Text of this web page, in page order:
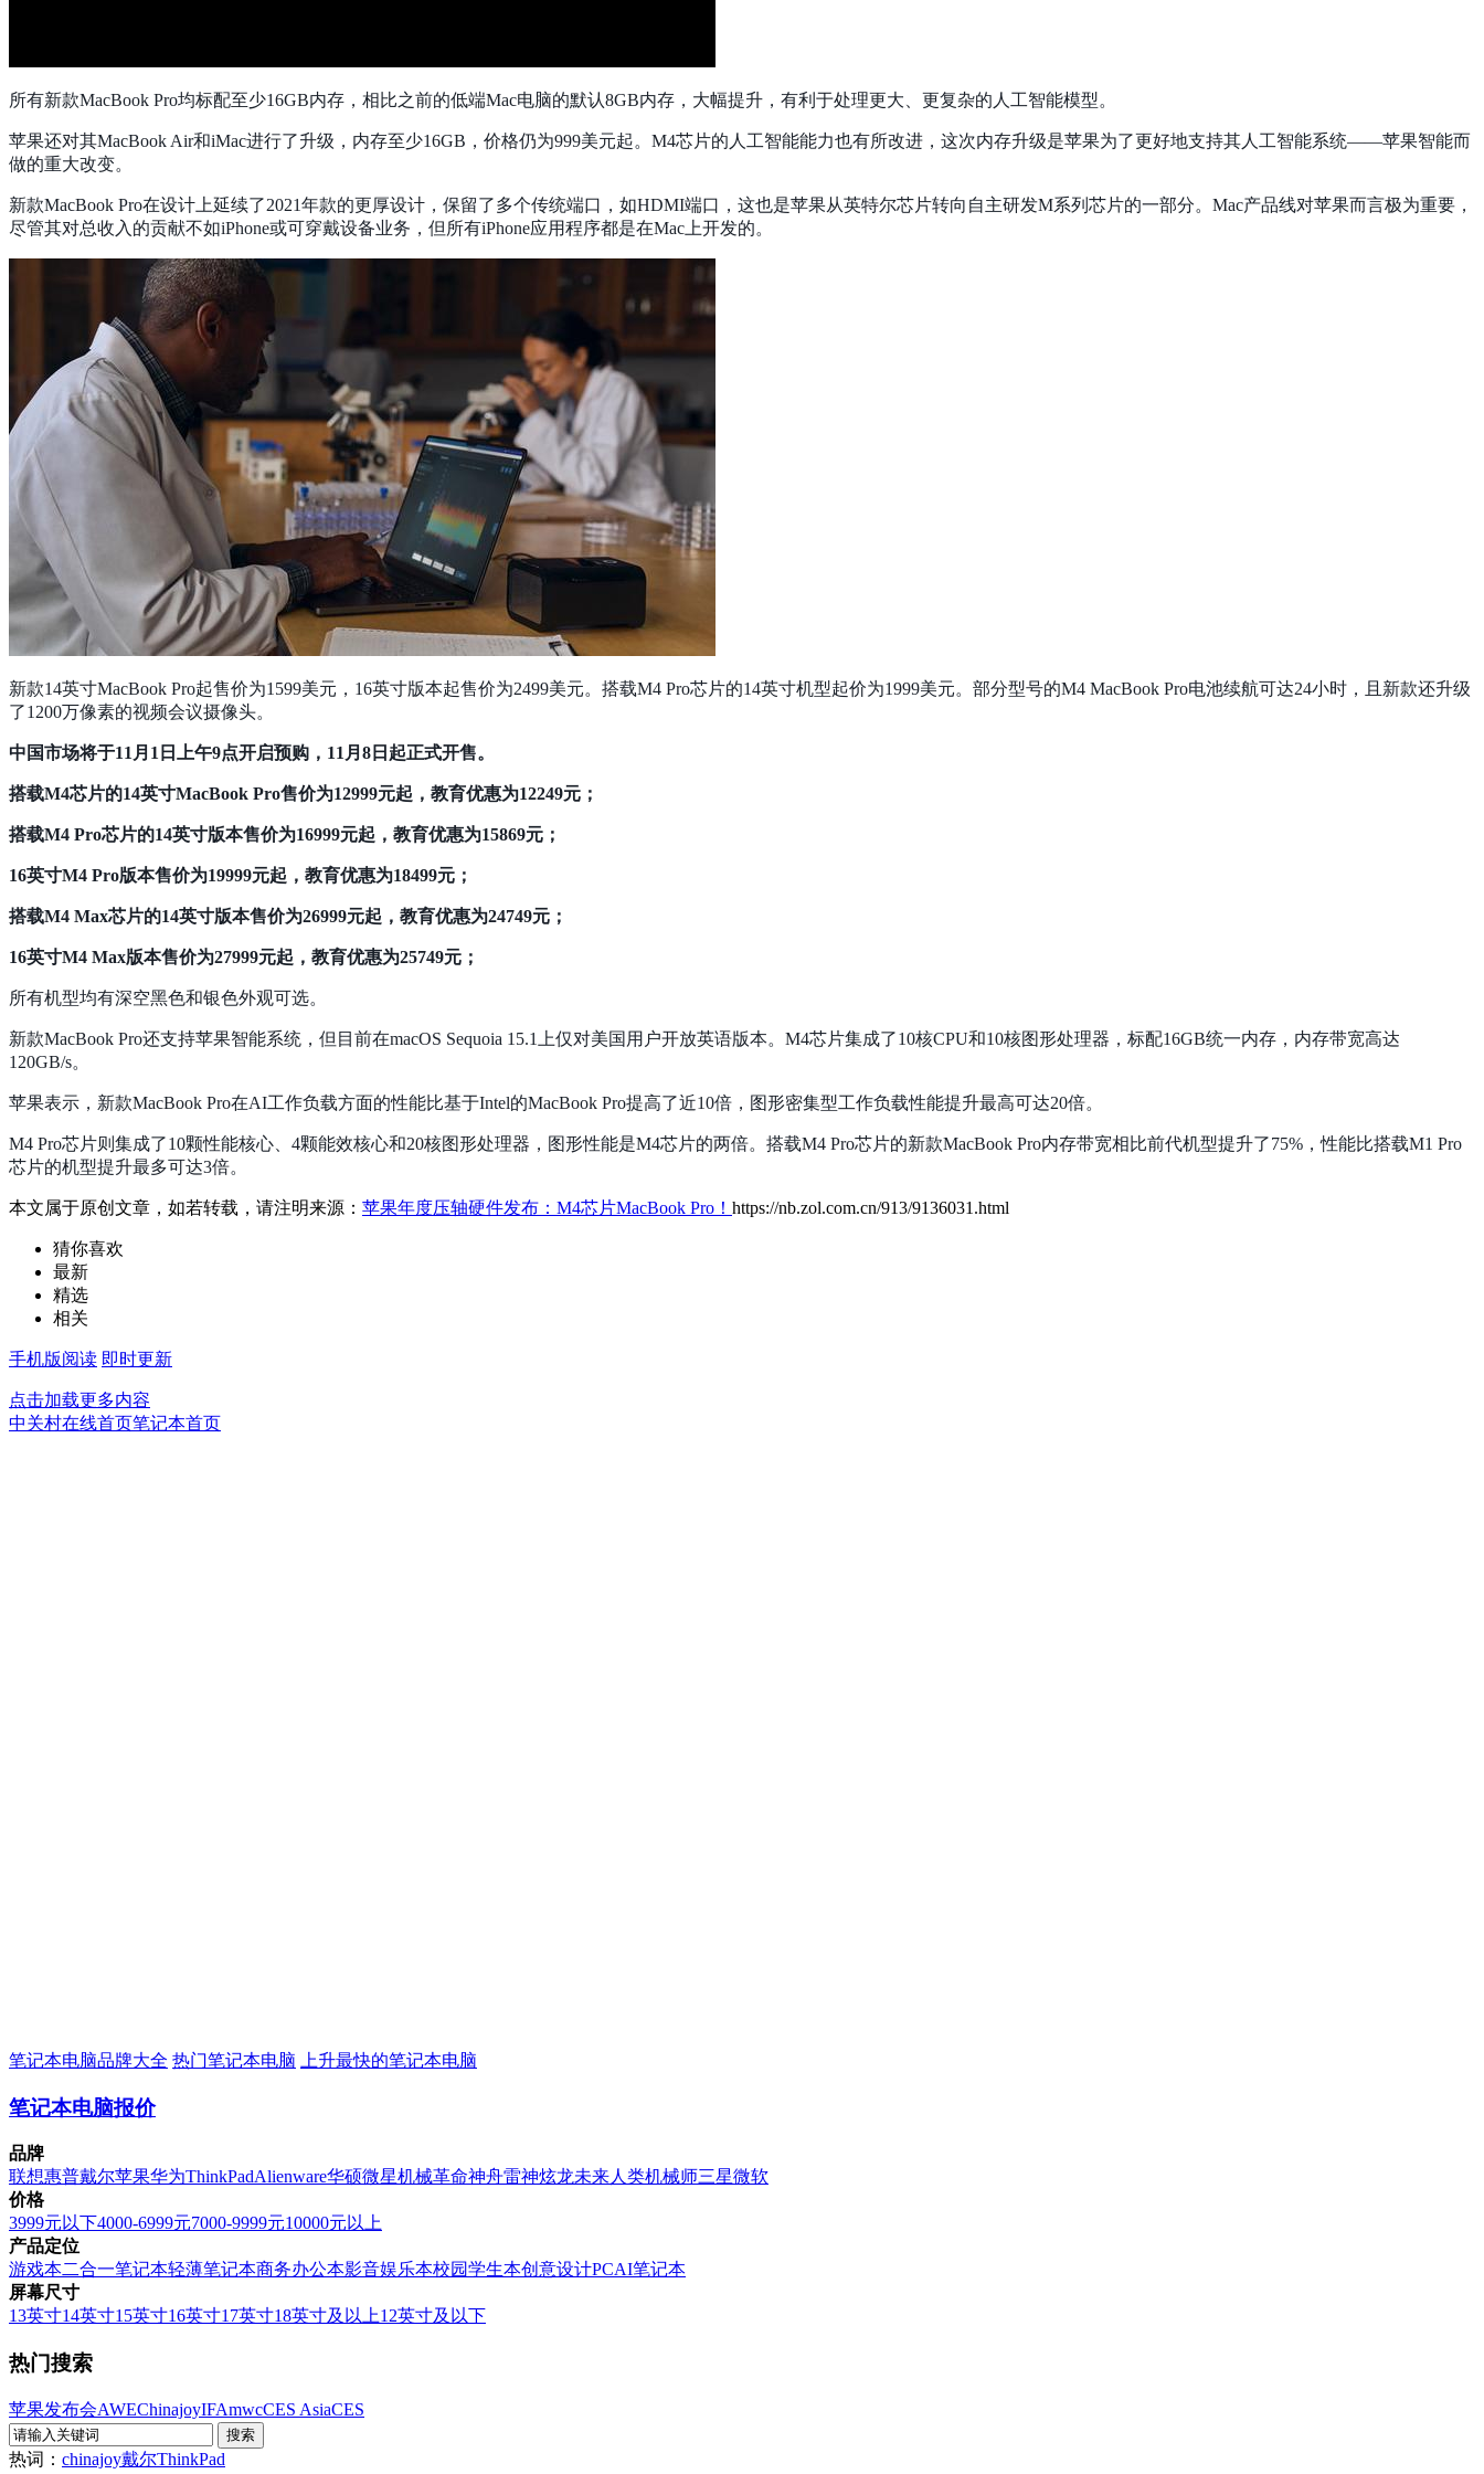
所有新款MacBook Pro均标配至少16GB内存，相比之前的低端Mac电脑的默认8GB内存，大幅提升，有利于处理更大、更复杂的人工智能模型。
苹果还对其MacBook Air和iMac进行了升级，内存至少16GB，价格仍为999美元起。M4芯片的人工智能能力也有所改进，这次内存升级是苹果为了更好地支持其人工智能系统——苹果智能而
做的重大改变。
新款MacBook Pro在设计上延续了2021年款的更厚设计，保留了多个传统端口，如HDMI端口，这也是苹果从英特尔芯片转向自主研发M系列芯片的一部分。Mac产品线对苹果而言极为重要，
尽管其对总收入的贡献不如iPhone或可穿戴设备业务，但所有iPhone应用程序都是在Mac上开发的。
新款14英寸MacBook Pro起售价为1599美元，16英寸版本起售价为2499美元。搭载M4 Pro芯片的14英寸机型起价为1999美元。部分型号的M4 MacBook Pro电池续航可达24小时，且新款还升级
了1200万像素的视频会议摄像头。
中国市场将于11月1日上午9点开启预购，11月8日起正式开售。
搭载M4芯片的14英寸MacBook Pro售价为12999元起，教育优惠为12249元；
搭载M4 Pro芯片的14英寸版本售价为16999元起，教育优惠为15869元；
16英寸M4 Pro版本售价为19999元起，教育优惠为18499元；
搭载M4 Max芯片的14英寸版本售价为26999元起，教育优惠为24749元；
16英寸M4 Max版本售价为27999元起，教育优惠为25749元；
所有机型均有深空黑色和银色外观可选。
新款MacBook Pro还支持苹果智能系统，但目前在macOS Sequoia 15.1上仅对美国用户开放英语版本。M4芯片集成了10核CPU和10核图形处理器，标配16GB统一内存，内存带宽高达
120GB/s。
苹果表示，新款MacBook Pro在AI工作负载方面的性能比基于Intel的MacBook Pro提高了近10倍，图形密集型工作负载性能提升最高可达20倍。
M4 Pro芯片则集成了10颗性能核心、4颗能效核心和20核图形处理器，图形性能是M4芯片的两倍。搭载M4 Pro芯片的新款MacBook Pro内存带宽相比前代机型提升了75%，性能比搭载M1 Pro
芯片的机型提升最多可达3倍。
本文属于原创文章，如若转载，请注明来源： 苹果年度压轴硬件发布：M4芯片MacBook Pro！ https://nb.zol.com.cn/913/9136031.html
猜你喜欢
最新
精选
相关
手机版阅读 即时更新
点击加载更多内容
中关村在线首页笔记本首页
笔记本电脑品牌大全 热门笔记本电脑 上升最快的笔记本电脑
笔记本电脑报价
品牌
联想惠普戴尔苹果华为ThinkPadAlienware华硕微星机械革命神舟雷神炫龙未来人类机械师三星微软
价格
3999元以下4000-6999元7000-9999元10000元以上
产品定位
游戏本二合一笔记本轻薄笔记本商务办公本影音娱乐本校园学生本创意设计PCAI笔记本
屏幕尺寸
13英寸14英寸15英寸16英寸17英寸18英寸及以上12英寸及以下
热门搜索
苹果发布会AWEChinajoyIFAmwcCES AsiaCES
热词： chinajoy戴尔ThinkPad